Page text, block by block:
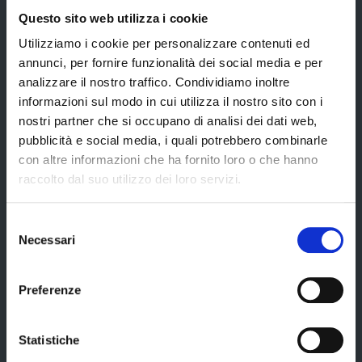
Questo sito web utilizza i cookie
Utilizziamo i cookie per personalizzare contenuti ed
annunci, per fornire funzionalità dei social media e per
analizzare il nostro traffico. Condividiamo inoltre
informazioni sul modo in cui utilizza il nostro sito con i
nostri partner che si occupano di analisi dei dati web,
pubblicità e social media, i quali potrebbero combinarle
con altre informazioni che ha fornito loro o che hanno
raccolto dal suo utilizzo dei loro servizi.
delNecessari
Preferenze
Statistiche
Trasparenza – anticorruzione
CUG – Comitato Unico di Garanzia per le Pari Opportunità
Certificazione di qualità
Servizi
URP
Archivio e Biblioteca